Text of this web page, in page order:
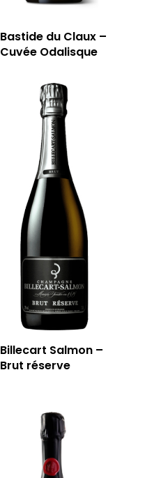
Bastide du Claux –
Cuvée Odalisque
Billecart Salmon –
Brut réserve